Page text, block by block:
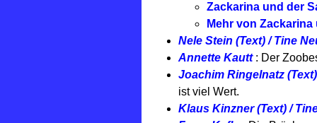
Zackarina und der
Mehr von
Nele Stein (Text) / Tine
Annette Kautt : Der
Joachim Ringelnatz
ist viel Wert.
Klaus Kinzner (Text) /